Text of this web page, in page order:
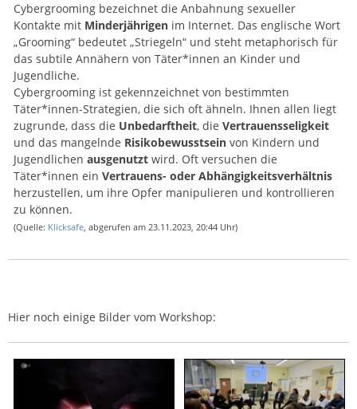
Cybergrooming bezeichnet die Anbahnung sexueller
Kontakte mit Minderjährigen im Internet. Das englische Wort
„Grooming“ bedeutet „Striegeln“ und steht metaphorisch für
das subtile Annähern von Täter*innen an Kinder und
Jugendliche.
Cybergrooming ist gekennzeichnet von bestimmten
Täter*innen-Strategien, die sich oft ähneln. Ihnen allen liegt
zugrunde, dass die Unbedarftheit, die Vertrauensseligkeit
und das mangelnde Risikobewusstsein von Kindern und
Jugendlichen ausgenutzt wird. Oft versuchen die
Täter*innen ein Vertrauens- oder Abhängigkeitsverhältnis
herzustellen, um ihre Opfer manipulieren und kontrollieren
zu können.
(Quelle: Klicksafe, abgerufen am 23.11.2023, 20:44 Uhr)
Hier noch einige Bilder vom Workshop: